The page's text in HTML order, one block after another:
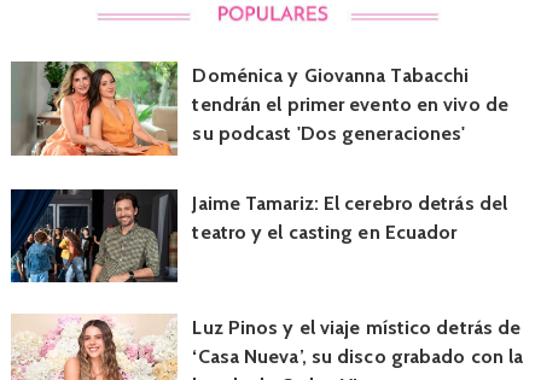
Doménica y Giovanna Tabacchi
tendrán el primer evento en vivo de
su podcast 'Dos generaciones'
Jaime Tamariz: El cerebro detrás del
teatro y el casting en Ecuador
Luz Pinos y el viaje místico detrás de
‘Casa Nueva’, su disco grabado con la